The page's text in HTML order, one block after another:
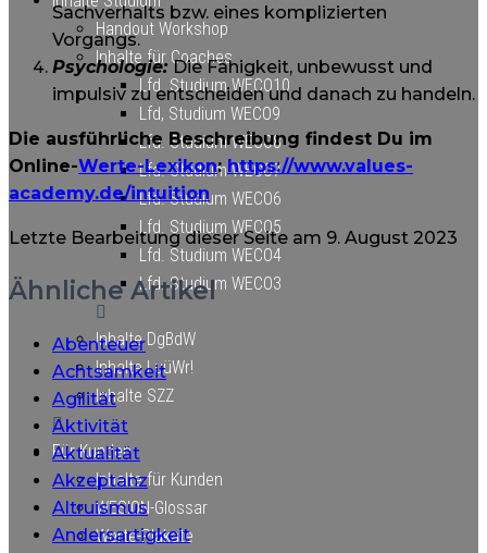
Handout Workshop
Inhalte für Coaches
Lfd. Studium WECO10
Lfd, Studium WECO9
Lfd. Studium WECO8
Lfd. Studium WECO7
Lfd. Studium WECO6
Lfd. Studium WECO5
Lfd. Studium WECO4
Lfd. Studium WECO3
Inhalte DgBdW
Inhalte LuüWr!
Inhalte SZZ
Für Kunden
Inhalte für Kunden
WESION-Glossar
Werte-Plakate
Sachverhalts bzw. eines komplizierten
Vorgangs.
Psychologie:Die Fähigkeit, unbewusst und
impulsiv zu entscheiden und danach zu handeln.
Die ausführliche Beschreibung findest Du im
Online-Werte-Lexikon:https://www.values-
academy.de/intuition
Letzte Bearbeitung dieser Seite am 9. August 2023
Ähnliche Artikel
Abenteuer
Achtsamkeit
Agilität
Aktivität
Aktualität
Akzeptanz
Altruismus
Andersartigkeit